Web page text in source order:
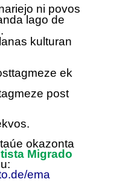
jo ni povos
lago de
kulturan
ek
post
okazonta
Migrado
ema